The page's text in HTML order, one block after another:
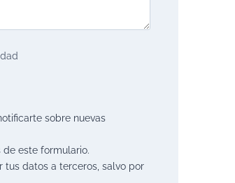
sobre nuevas
de este formulario.
tus datos a terceros, salvo por